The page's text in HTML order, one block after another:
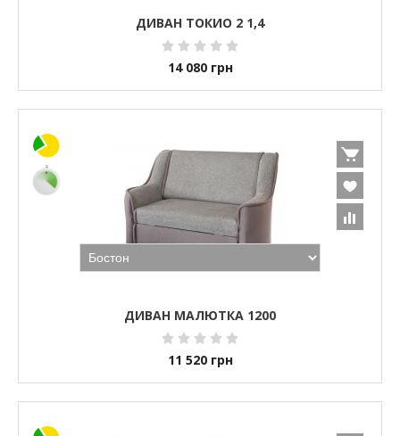
ДИВАН ТОКИО 2 1,4
14 080 грн
ДИВАН МАЛЮТКА 1200
11 520 грн